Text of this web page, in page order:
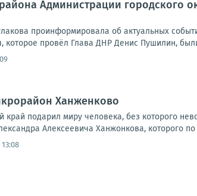
Администрации городского
проинформировала об актуальных
которое провёл Глава ДНР Денис Пушилин,
Ханженково
край подарил миру человека, без которого
Алексеевича Ханжонкова, которого